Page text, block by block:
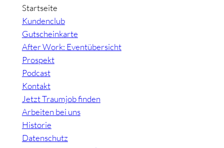
Startseite
Kundenclub
Gutscheinkarte
After Work: Eventübersicht
Prospekt
Podcast
Kontakt
Jetzt Traumjob finden
Arbeiten bei uns
Historie
Datenschutz